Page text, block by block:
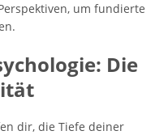
um fundierte
Die
dir, die Tiefe deiner